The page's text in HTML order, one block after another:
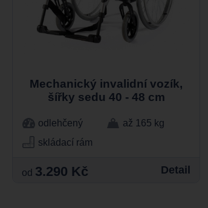
Mechanický invalidní vozík,
šířky sedu 40 - 48 cm
odlehčený
až 165 kg
skládací rám
od 3.290 Kč Detail